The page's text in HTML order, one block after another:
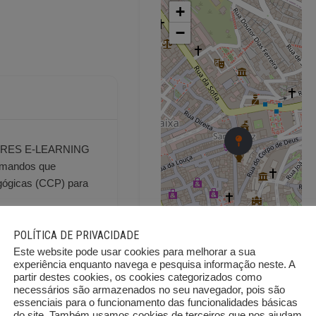
E-LEARNING
que
(CCP) para
ano de
comprovada,
+
−
POLÍTICA DE PRIVACIDADE
Este website pode usar cookies para melhorar a sua
experiência enquanto navega e pesquisa informação neste. A
partir destes cookies, os cookies categorizados como
necessários são armazenados no seu navegador, pois são
essenciais para o funcionamento das funcionalidades básicas